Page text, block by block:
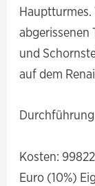
abgerissenen
und
auf dem
Kosten:
Euro (10%)